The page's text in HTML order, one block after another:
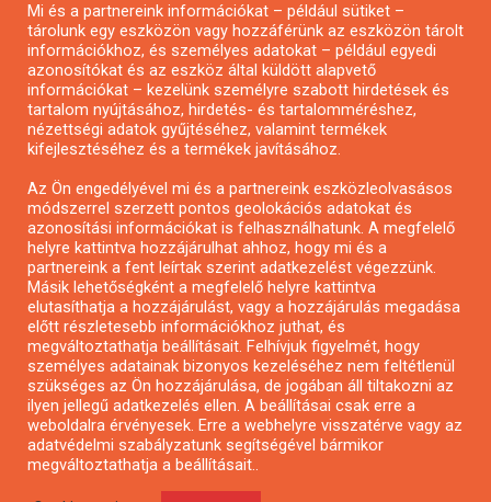
Pályázatírás civil szervezeteknek
Pályázatírás önkormányzatoknak
Pályázatfigyelés
Specifikus pályázatfigyelés vagy hírlevél
Pályázatok magánszemélyeknek
Pályázatok civil szervezeteknek
Pályázatok vállalkozásoknak
Önkormányzati pályázatok
Mezőgazdasági pályázatok
Falusi turizmus pályázatok
Napelem pályázatok
GINOP pályázatok
Mi és a partnereink információkat – például sütiket –
tárolunk egy eszközön vagy hozzáférünk az eszközön tárolt
információkhoz, és személyes adatokat – például egyedi
azonosítókat és az eszköz által küldött alapvető
információkat – kezelünk személyre szabott hirdetések és
tartalom nyújtásához, hirdetés- és tartalomméréshez,
nézettségi adatok gyűjtéséhez, valamint termékek
kifejlesztéséhez és a termékek javításához.
Az Ön engedélyével mi és a partnereink eszközleolvasásos
módszerrel szerzett pontos geolokációs adatokat és
azonosítási információkat is felhasználhatunk. A megfelelő
helyre kattintva hozzájárulhat ahhoz, hogy mi és a
partnereink a fent leírtak szerint adatkezelést végezzünk.
Másik lehetőségként a megfelelő helyre kattintva
elutasíthatja a hozzájárulást, vagy a hozzájárulás megadása
előtt részletesebb információkhoz juthat, és
megváltoztathatja beállításait. Felhívjuk figyelmét, hogy
személyes adatainak bizonyos kezeléséhez nem feltétlenül
szükséges az Ön hozzájárulása, de jogában áll tiltakozni az
ilyen jellegű adatkezelés ellen. A beállításai csak erre a
weboldalra érvényesek. Erre a webhelyre visszatérve vagy az
adatvédelmi szabályzatunk segítségével bármikor
megváltoztathatja a beállításait..